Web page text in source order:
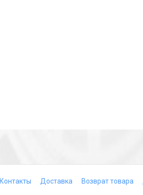
Контакты Доставка Возврат товара